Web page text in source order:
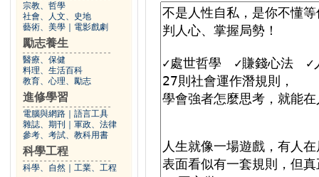
宗教、哲學
社會、人文、史地
藝術、美學
電影戲劇
勵志養生
醫療、保健
料理、生活百科
教育、心理、勵志
進修學習
電腦與網路
語言工具
雜誌、期刊
軍政、法律
參考、考試、教科用書
科學工程
科學、自然 工業、工程